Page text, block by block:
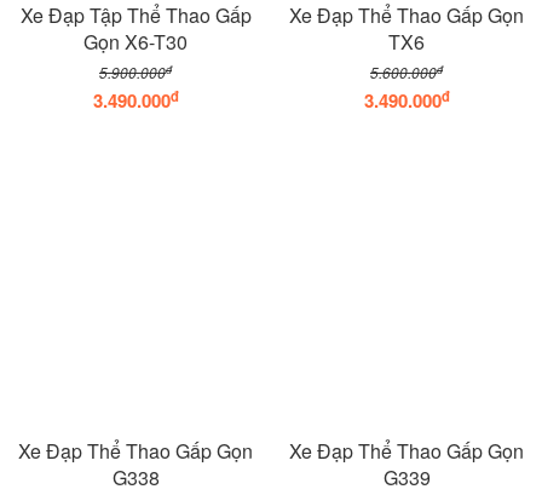
Xe Đạp Tập Thể Thao Gấp
Gọn X6-T30
5.900.000đ
3.490.000đ
Xe Đạp Thể Thao Gấp Gọn
TX6
5.600.000đ
3.490.000đ
Xe Đạp Thể Thao Gấp Gọn
G338
Xe Đạp Thể Thao Gấp Gọn
G339